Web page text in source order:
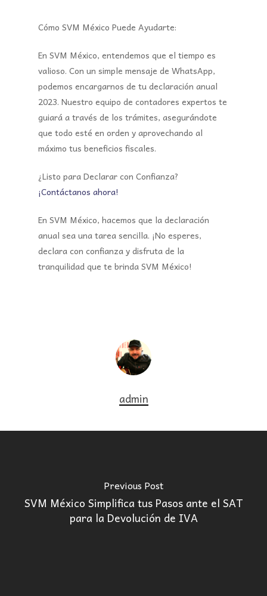
Cómo SVM México Puede Ayudarte:
En SVM México, entendemos que el tiempo es
valioso. Con un simple mensaje de WhatsApp,
podemos encargarnos de tu declaración anual
2023. Nuestro equipo de contadores expertos te
guiará a través de los trámites, asegurándote
que todo esté en orden y aprovechando al
máximo tus beneficios fiscales.
¿Listo para Declarar con Confianza?
¡Contáctanos ahora!
En SVM México, hacemos que la declaración
anual sea una tarea sencilla. ¡No esperes,
declara con confianza y disfruta de la
tranquilidad que te brinda SVM México!
admin
Previous Post
SVM México Simplifica tus Pasos ante el SAT
para la Devolución de IVA